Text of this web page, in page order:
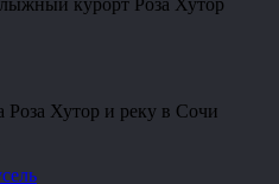
Роза Хутор и реку в Сочи